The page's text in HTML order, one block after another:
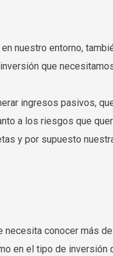
nuestro entorno,
que
ingresos pasivos,
a los riesgos que
y por supuesto
conocer más
en el tipo de inversión